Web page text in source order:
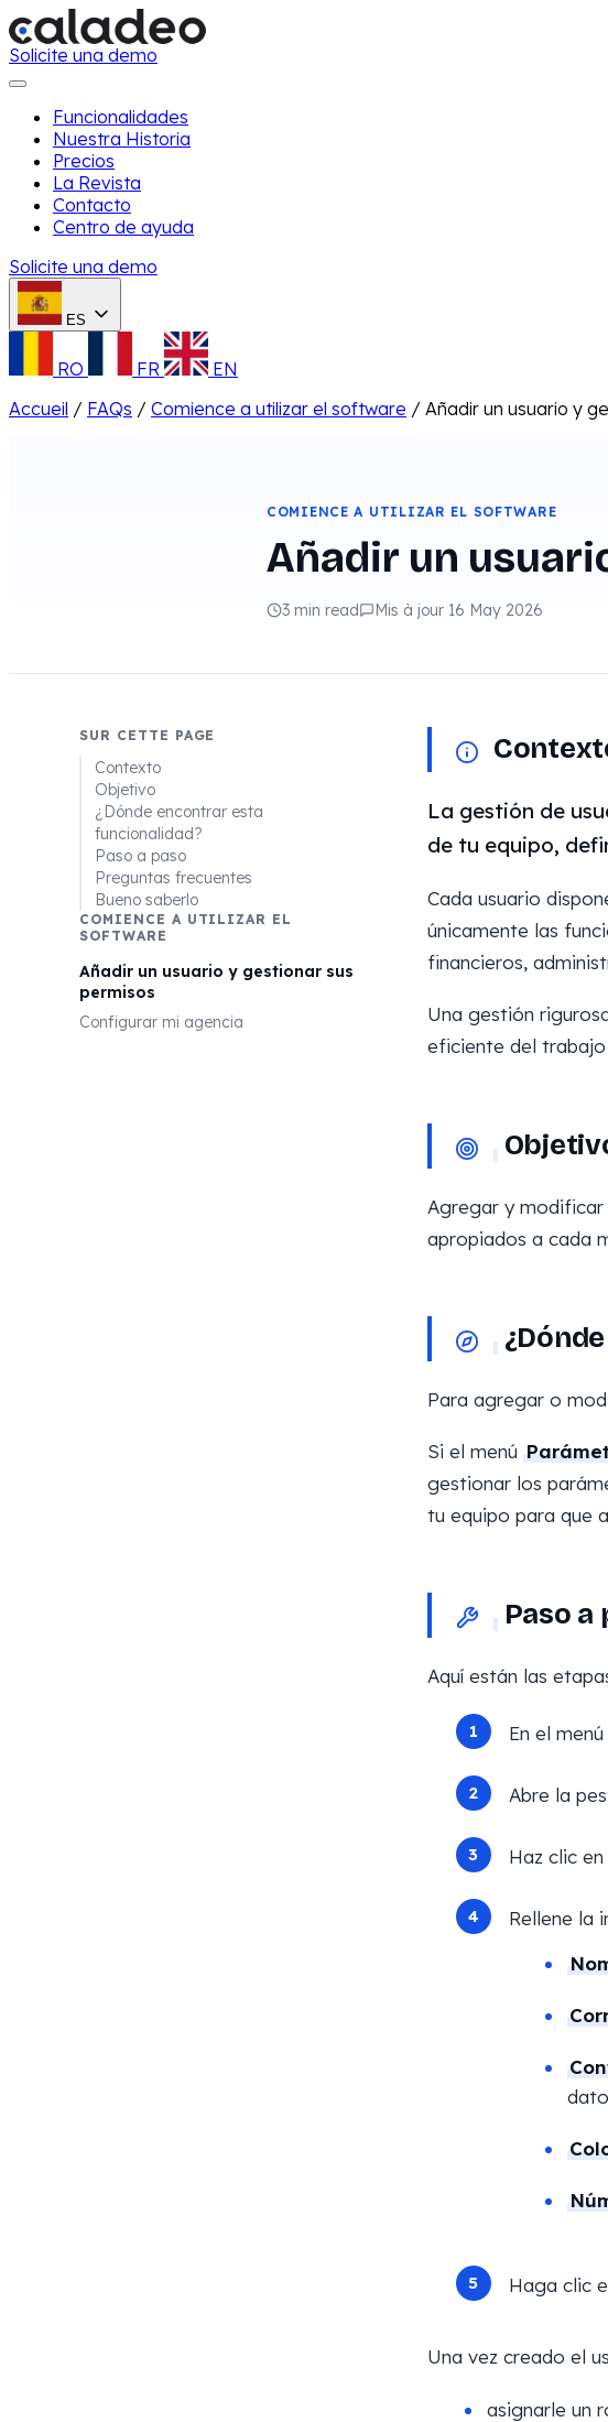
Solicite una demo
Funcionalidades
Nuestra Historia
Precios
La Revista
Contacto
Centro de ayuda
Solicite una demo
ES
RO FR
EN
Accueil / FAQs / Comience a utilizar el software / Añadir un usuario y
COMIENCE A UTILIZAR EL SOFTWARE
Añadir un
3 min read Mis à jour 16 May 2026
SUR CETTE PAGE
Contexto
Objetivo
¿Dónde encontrar esta
funcionalidad?
Paso a paso
Preguntas frecuentes
Bueno saberlo
COMIENCE A UTILIZAR EL
SOFTWARE
Añadir un usuario y gestionar sus
permisos
Configurar mi agencia
La gestión de
de tu equipo,
Cada usuario
únicamente las
financieros,
Una gestión
eficiente del
Agregar y
apropiados a cada
Para agregar o
Si el menú
gestionar los
tu equipo para que
Paso a
Aquí están las
En el
Abre la
Haz clic en
Rellene la
Haga clic
Una vez creado el
asignarle un